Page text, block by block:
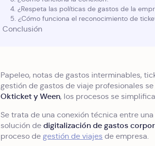
4. ¿Respeta las políticas de gastos de la
5. ¿Cómo funciona el reconocimiento de
Conclusión
Papeleo, notas de gastos interminables,
gestión de gastos de viaje profesionales
Okticket y Ween, los procesos se
Se trata de una conexión técnica entre
solución dedigitalización de gastos
proceso de gestión de viajes de empresa.